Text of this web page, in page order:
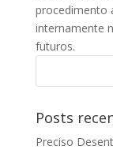
procedimento
internamente
futuros.
Posts
Preciso